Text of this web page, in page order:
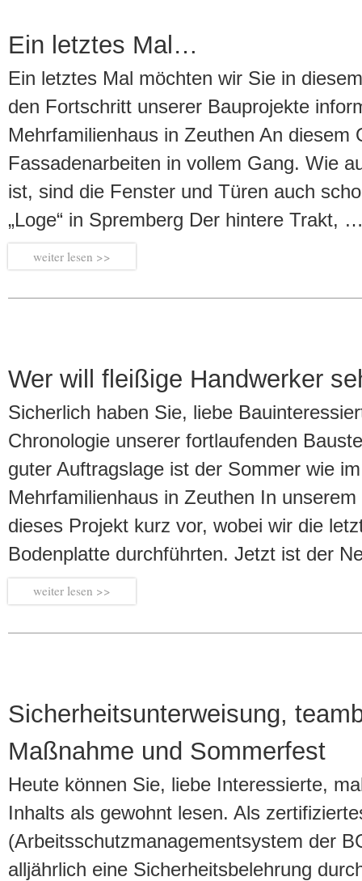
Ein letztes Mal…
Ein letztes Mal möchten wir Sie in
den Fortschritt unserer Bauprojekte
Mehrfamilienhaus in Zeuthen An diesem
Fassadenarbeiten in vollem Gang. Wie
ist, sind die Fenster und Türen auch
„Loge“ in Spremberg Der hintere Trakt,
weiter
Wer will fleißige Handwerker
Sicherlich haben Sie, liebe
Chronologie unserer fortlaufenden
guter Auftragslage ist der Sommer wie
Mehrfamilienhaus in Zeuthen In
dieses Projekt kurz vor, wobei wir die
Bodenplatte durchführten. Jetzt ist der
weiter
Sicherheitsunterweisung,
Maßnahme und Sommerfest
Heute können Sie, liebe Interessierte,
Inhalts als gewohnt lesen. Als
(Arbeitsschutzmanagementsystem der
alljährlich eine Sicherheitsbelehrung